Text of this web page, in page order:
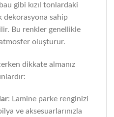
gibi kızıl tonlardaki
dekorasyona sahip
Bu renkler genellikle
oluşturur.
dikkate almanız
: Lamine parke renginizi
ve aksesuarlarınızla